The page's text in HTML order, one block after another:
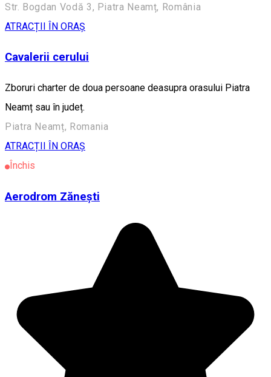
Str. Bogdan Vodă 3, Piatra Neamț, România
ATRACȚII ÎN ORAȘ
Cavalerii cerului
Zboruri charter de doua persoane deasupra orasului Piatra
Neamț sau în județ.
Piatra Neamț, Romania
ATRACȚII ÎN ORAȘ
Închis
Aerodrom Zănești